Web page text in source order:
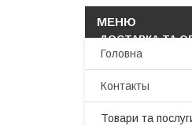
ДОСТАВКА ТА
Головна
Контакты
Товари та